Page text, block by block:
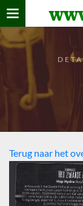
Home
verzamelen
De bierkaart
Bezoekers
Terug naar het